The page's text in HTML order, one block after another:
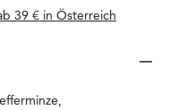
39 € in Österreich